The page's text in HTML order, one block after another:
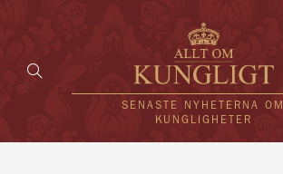
SENASTE NYHETERNA OM
KUNGLIGHETER